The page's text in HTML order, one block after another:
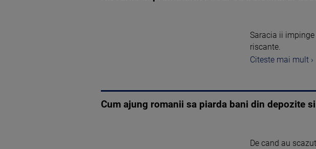
Saracia ii
riscante.
Citeste mai mult ›
Cum ajung romanii sa piarda bani din depozite
De cand au